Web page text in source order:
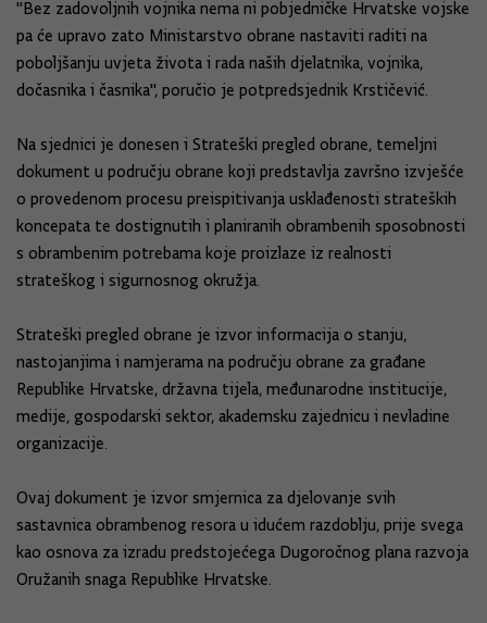
"Bez zadovoljnih vojnika nema ni pobjedničke Hrvatske vojske
pa će upravo zato Ministarstvo obrane nastaviti raditi na
poboljšanju uvjeta života i rada naših djelatnika, vojnika,
dočasnika i časnika", poručio je potpredsjednik Krstičević.
Na sjednici je donesen i Strateški pregled obrane, temeljni
dokument u području obrane koji predstavlja završno izvješće
o provedenom procesu preispitivanja usklađenosti strateških
koncepata te dostignutih i planiranih obrambenih sposobnosti
s obrambenim potrebama koje proizlaze iz realnosti
strateškog i sigurnosnog okružja.
Strateški pregled obrane je izvor informacija o stanju,
nastojanjima i namjerama na području obrane za građane
Republike Hrvatske, državna tijela, međunarodne institucije,
medije, gospodarski sektor, akademsku zajednicu i nevladine
organizacije.
Ovaj dokument je izvor smjernica za djelovanje svih
sastavnica obrambenog resora u idućem razdoblju, prije svega
kao osnova za izradu predstojećega Dugoročnog plana razvoja
Oružanih snaga Republike Hrvatske.